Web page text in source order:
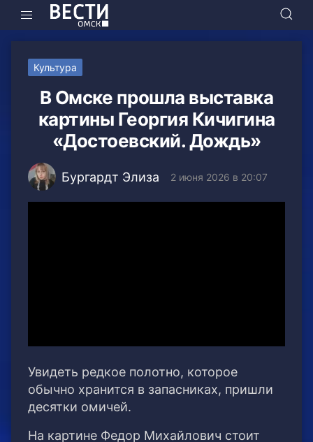
Культура
В Омске прошла выставка
картины Георгия Кичигина
«Достоевский. Дождь»
Бургардт Элиза 2 июня 2026 в 20:07
Увидеть редкое полотно, которое
обычно хранится в запасниках, пришли
десятки омичей.
На картине Федор Михайлович стоит